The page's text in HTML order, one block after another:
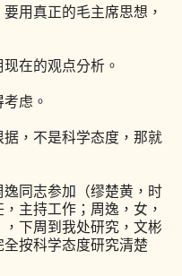
用真正的毛主席思想，
在的观点分析。
虑。
，不是科学态度，那就
同志参加（缪楚黄，时
主持工作；周逸，女，
下周到我处研究，文彬
按科学态度研究清楚